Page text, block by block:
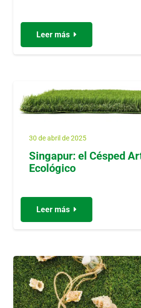
Leer más
30 de abril de 2025
Singapur: el Césped
Ecológico
Leer más